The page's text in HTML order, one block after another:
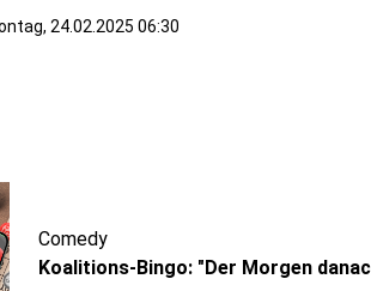
24.02.2025 06:30
Comedy
Koalitions-Bingo: "Der Morgen